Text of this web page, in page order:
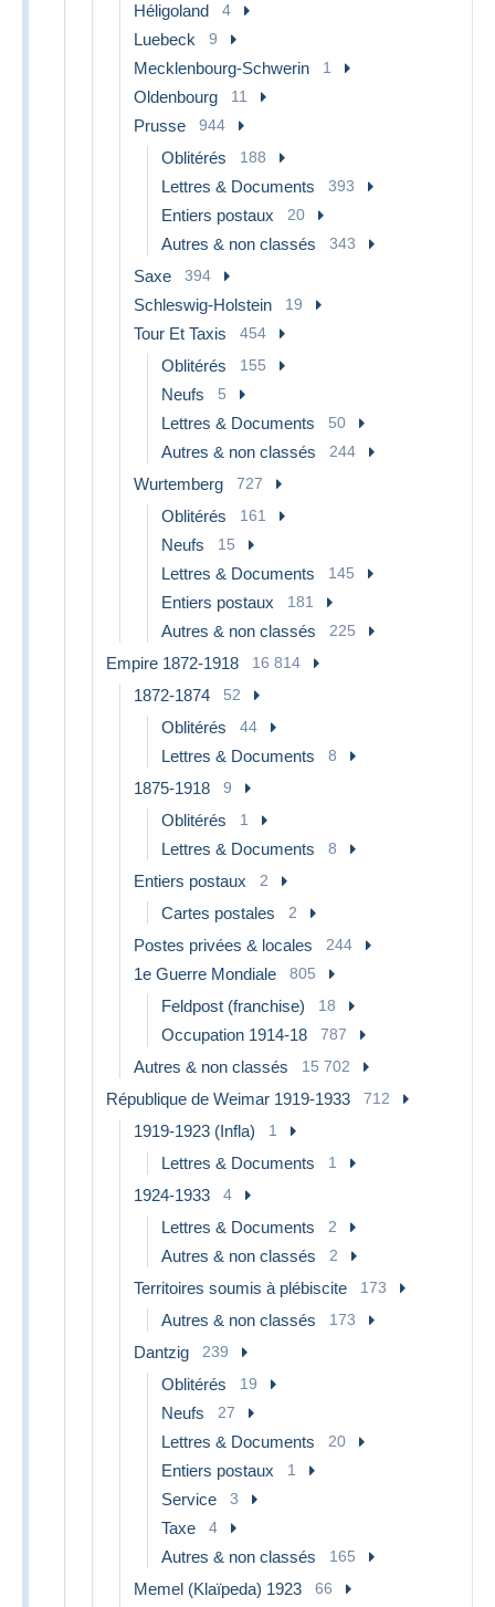
Héligoland 4
Luebeck 9
Mecklenbourg-Schwerin 1
Oldenbourg 11
Prusse 944
Oblitérés 188
Lettres & Documents 393
Entiers postaux 20
Autres & non classés 343
Saxe 394
Schleswig-Holstein 19
Tour Et Taxis 454
Oblitérés 155
Neufs 5
Lettres & Documents 50
Autres & non classés 244
Wurtemberg 727
Oblitérés 161
Neufs 15
Lettres & Documents 145
Entiers postaux 181
Autres & non classés 225
Empire 1872-1918 16 814
1872-1874 52
Oblitérés 44
Lettres & Documents 8
1875-1918 9
Oblitérés 1
Lettres & Documents 8
Entiers postaux 2
Cartes postales 2
Postes privées & locales 244
1e Guerre Mondiale 805
Feldpost (franchise) 18
Occupation 1914-18 787
Autres & non classés 15 702
République de Weimar 1919-1933 712
1919-1923 (Infla) 1
Lettres & Documents 1
1924-1933 4
Lettres & Documents 2
Autres & non classés 2
Territoires soumis à plébiscite 173
Autres & non classés 173
Dantzig 239
Oblitérés 19
Neufs 27
Lettres & Documents 20
Entiers postaux 1
Service 3
Taxe 4
Autres & non classés 165
Memel (Klaïpeda) 1923 66